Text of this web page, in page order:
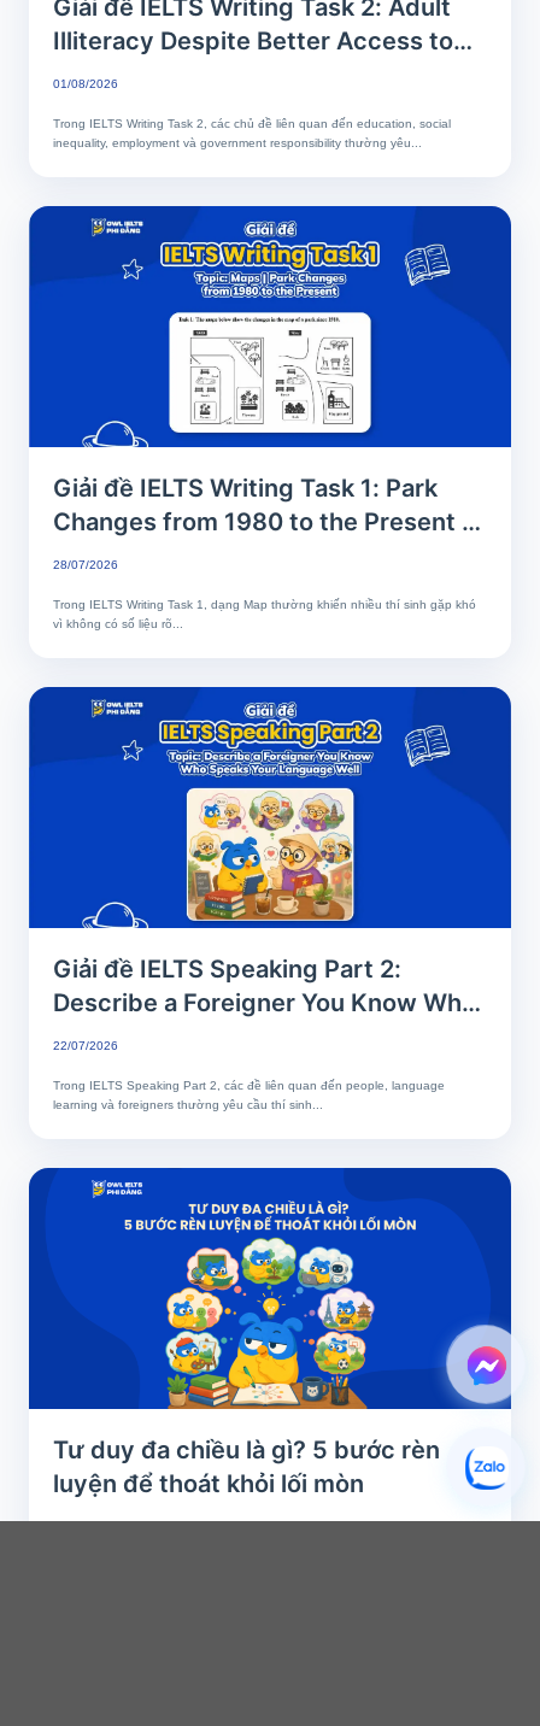
Giải đề IELTS Writing Task 2: Adult
Illiteracy Despite Better Access to
Education | Phân tích chi tiết & Bài
01/08/2026
Trong IELTS Writing Task 2, các chủ đề liên quan đến education, social
inequality, employment và government responsibility thường yêu...
Giải đề IELTS Writing Task 1: Park
Changes from 1980 to the Present |
Phân tích chi tiết & Bài mẫu band 8+
28/07/2026
Trong IELTS Writing Task 1, dạng Map thường khiến nhiều thí sinh gặp khó
vì không có số liệu rõ...
Giải đề IELTS Speaking Part 2:
Describe a Foreigner You Know Who
Speaks Your Language Well
22/07/2026
Trong IELTS Speaking Part 2, các đề liên quan đến people, language
learning và foreigners thường yêu cầu thí sinh...
Tư duy đa chiều là gì? 5 bước rèn
luyện để thoát khỏi lối mòn